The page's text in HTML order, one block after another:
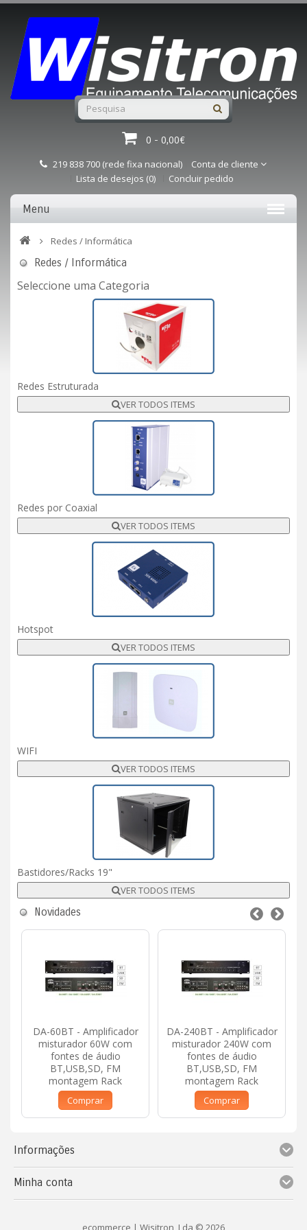
0 - 0,00€
219 838 700 (rede fixa nacional)
Conta de cliente
Lista de desejos (0)
Concluir pedido
Menu
Redes / Informática
Redes / Informática
Seleccione uma Categoria
Redes Estruturada
VER TODOS ITEMS
Redes por Coaxial
VER TODOS ITEMS
Hotspot
VER TODOS ITEMS
WIFI
VER TODOS ITEMS
Bastidores/Racks 19"
VER TODOS ITEMS
Novidades
DA-60BT - Amplificador
misturador 60W com
fontes de áudio
BT,USB,SD, FM
montagem Rack
Comprar
DA-240BT - Amplificador
misturador 240W com
fontes de áudio
BT,USB,SD, FM
montagem Rack
Comprar
Informações
Minha conta
ecommerce | Wisitron, Lda © 2026